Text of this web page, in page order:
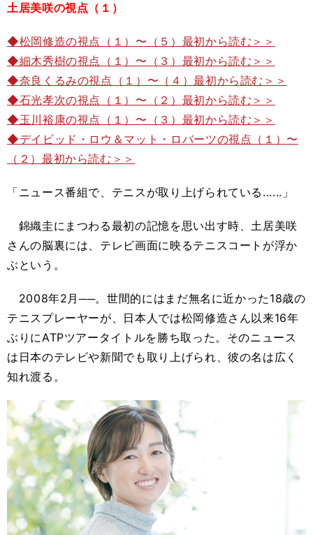
土居美咲の視点（１）
◆松岡修造の視点（１）〜（５）最初から読む＞＞
◆細木秀樹の視点（１）〜（３）最初から読む＞＞
◆奈良くるみの視点（１）〜（４）最初から読む＞＞
◆石光孝次の視点（１）〜（２）最初から読む＞＞
◆玉川裕康の視点（１）〜（３）最初から読む＞＞
◆デイビッド・ロウ＆マット・ロバーツの視点（１）〜
（２）最初から読む＞＞
「ニュース番組で、テニスが取り上げられている......」
錦織圭にまつわる最初の記憶を思い出す時、土居美咲
さんの脳裏には、テレビ画面に映るテニスコートが浮か
ぶという。
2008年2月──。世間的にはまだ無名に近かった18歳の
テニスプレーヤーが、日本人では松岡修造さん以来16年
ぶりにATPツアータイトルを勝ち取った。そのニュース
は日本のテレビや新聞でも取り上げられ、彼の名は広く
知れ渡る。